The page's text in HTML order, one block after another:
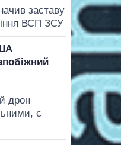
заставу
ВСП ЗСУ
дрон
є